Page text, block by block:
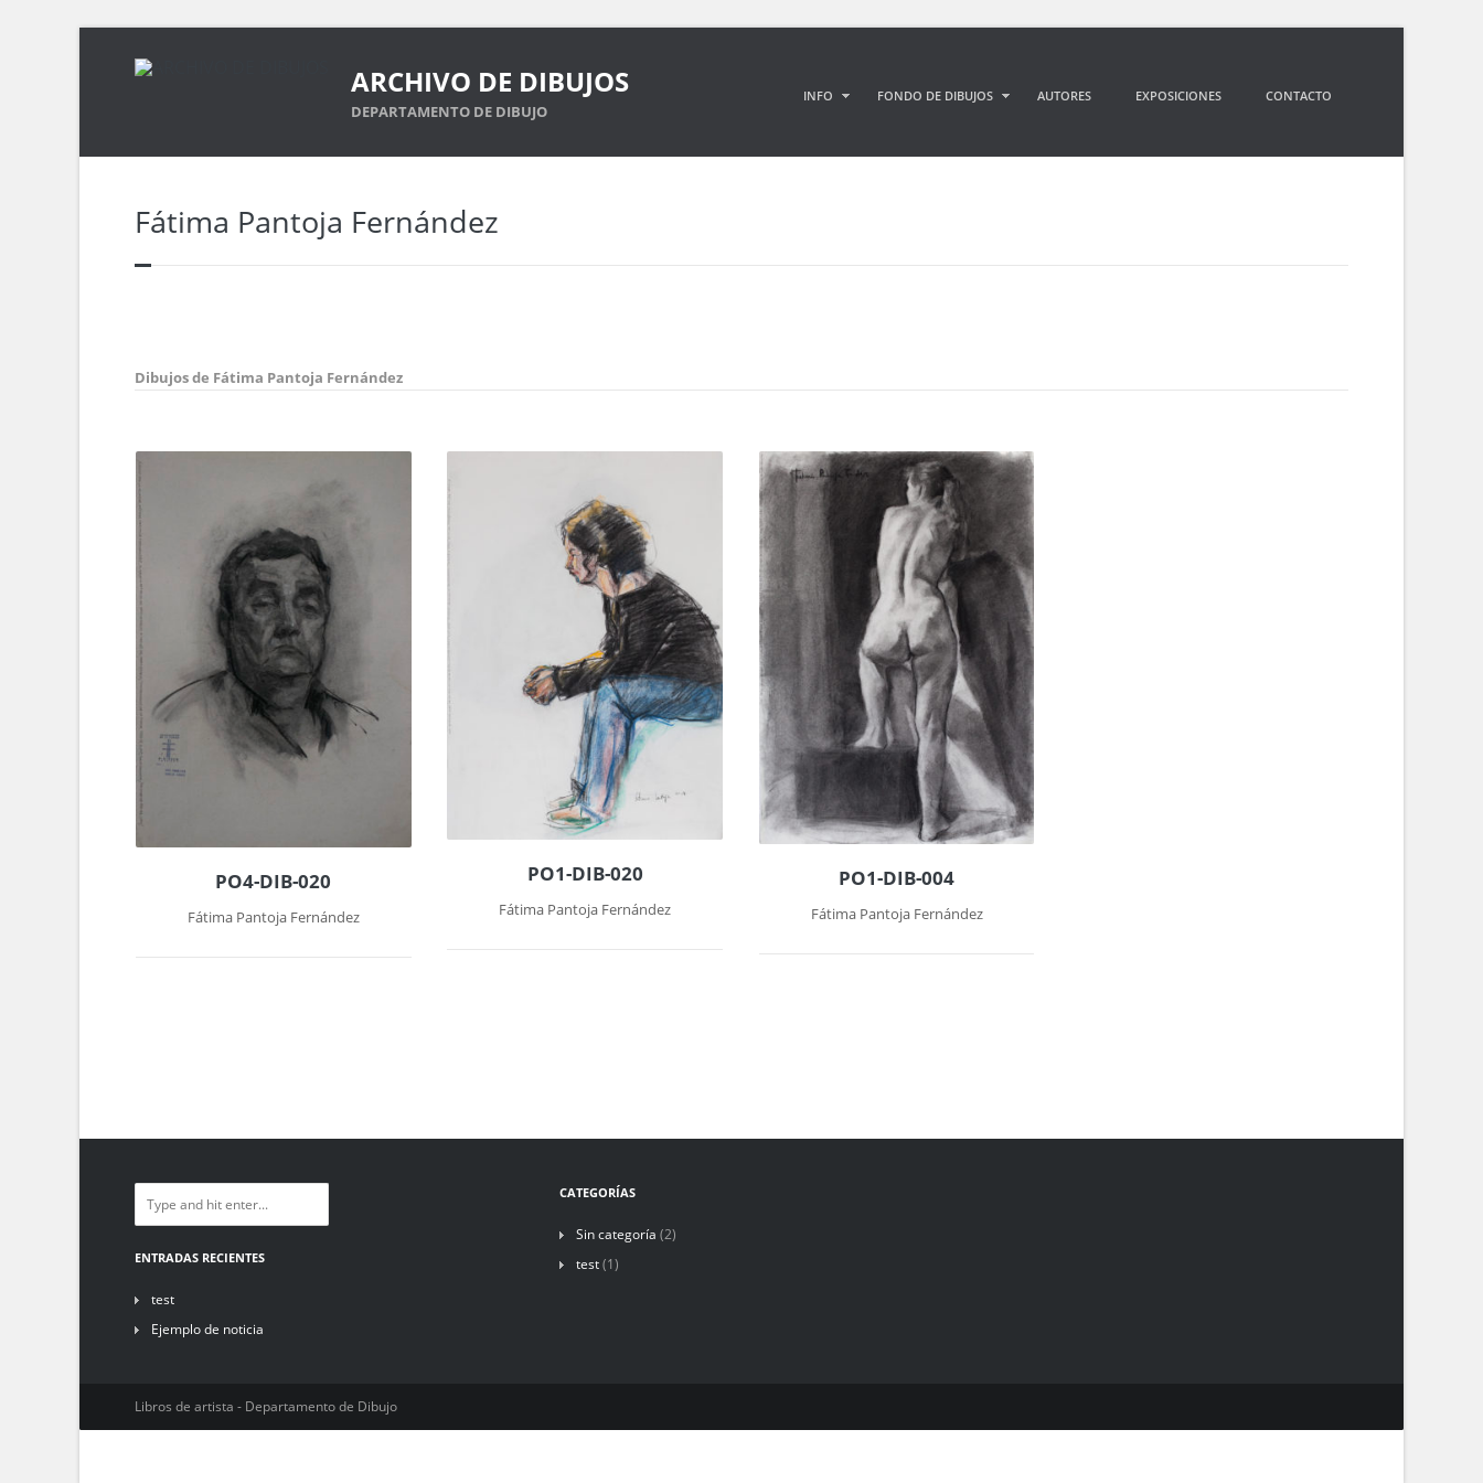
ARCHIVO DE DIBUJOS
DEPARTAMENTO DE DIBUJO
INFO FONDO DE DIBUJOS AUTORES EXPOSICIONES CONTACTO
Fátima Pantoja Fernández
Dibujos de Fátima Pantoja Fernández
PO4-DIB-020
Fátima Pantoja Fernández
PO1-DIB-020
Fátima Pantoja Fernández
PO1-DIB-004
Fátima Pantoja Fernández
ENTRADAS RECIENTES
test
Ejemplo de noticia
CATEGORÍAS
Sin categoría (2)
test(1)
Libros de artista - Departamento de Dibujo